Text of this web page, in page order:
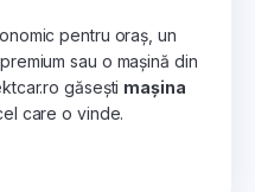
pentru oraș, un
sau o mașină din
găsești mașina
care o vinde.